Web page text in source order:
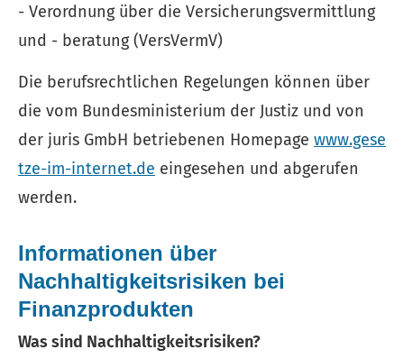
- Verordnung über die Versicherungsvermittlung
und - beratung (VersVermV)
Die berufsrechtlichen Regelungen können über
die vom Bundesministerium der Justiz und von
der juris GmbH betriebenen Homepage www.gese
tze-im-internet.de eingesehen und abgerufen
werden.
Informationen über
Nachhaltigkeitsrisiken bei
Finanzprodukten
Was sind Nachhaltigkeitsrisiken?